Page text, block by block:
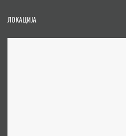
ЛОКАЦИЈА